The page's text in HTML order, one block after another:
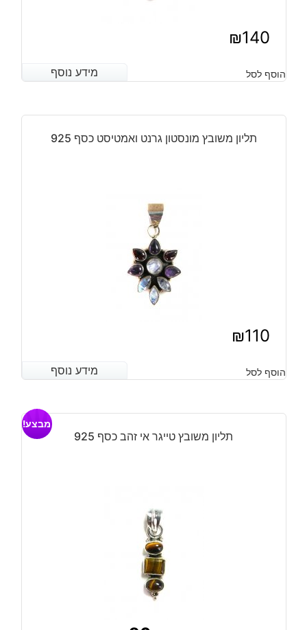
₪140
מידע נוסף הוסף לסל מידע נוסף
תליון משובץ מונסטון גרנט ואמטיסט כסף 925
₪110
מידע נוסף הוסף לסל מידע נוסף
תליון משובץ טייגר אי זהב כסף 925
מבצע!